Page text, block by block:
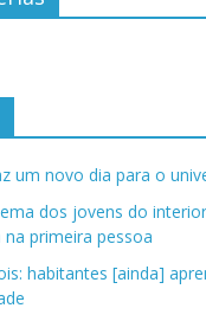
um novo dia para o
dos jovens do
primeira pessoa
habitantes [ainda]